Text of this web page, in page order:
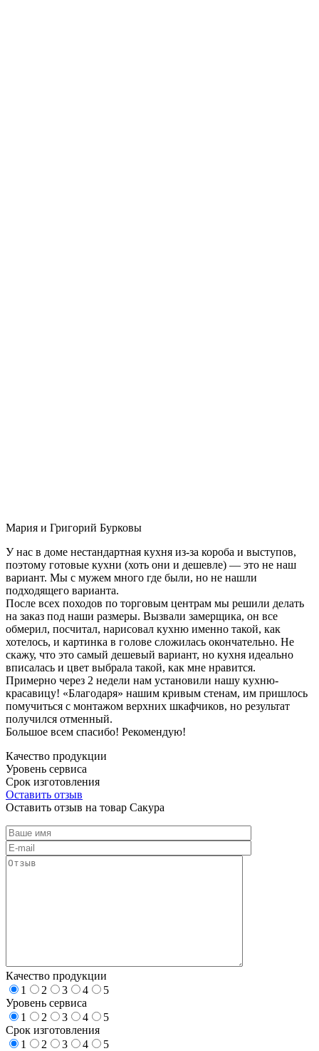
Мария и Григорий Бурковы
У нас в доме нестандартная кухня из-за короба и выступов,
поэтому готовые кухни (хоть они и дешевле) — это не наш
вариант. Мы с мужем много где были, но не нашли
подходящего варианта.
После всех походов по торговым центрам мы решили делать
на заказ под наши размеры. Вызвали замерщика, он все
обмерил, посчитал, нарисовал кухню именно такой, как
хотелось, и картинка в голове сложилась окончательно. Не
скажу, что это самый дешевый вариант, но кухня идеально
вписалась и цвет выбрала такой, как мне нравится.
Примерно через 2 недели нам установили нашу кухню-
красавицу! «Благодаря» нашим кривым стенам, им пришлось
помучиться с монтажом верхних шкафчиков, но результат
получился отменный.
Большое всем спасибо! Рекомендую!
Качество продукции
Уровень сервиса
Срок изготовления
Оставить отзыв
Оставить отзыв на товар Сакура
Качество продукции
1
2 3 4
5
Уровень сервиса
1
2 3 4
5
Срок изготовления
1
2 3 4
5